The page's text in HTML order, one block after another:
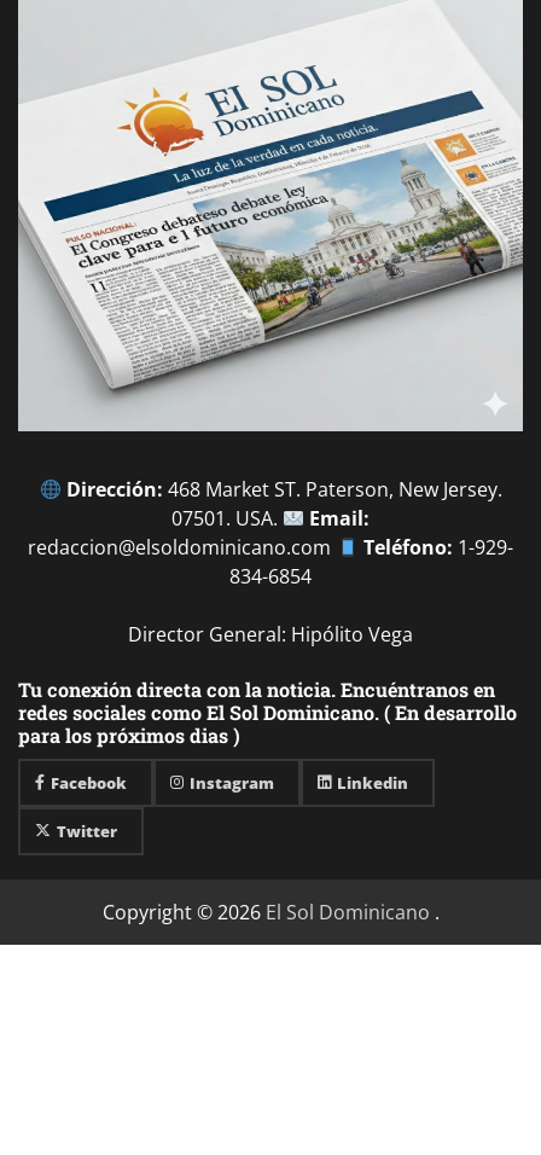
Dirección: 468 Market ST. Paterson, New Jersey.
07501. USA.
Email:
redaccion@elsoldominicano.com
Teléfono: 1-929-
834-6854
Director General: Hipólito Vega
Tu conexión directa con la noticia. Encuéntranos en
redes sociales como El Sol Dominicano. ( En desarrollo
para los próximos dias )
Facebook Instagram Linkedin
Twitter
Copyright © 2026 El Sol Dominicano .